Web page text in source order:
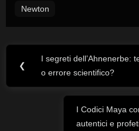
Newton
Navigazione
articoli
❮
Previous
Post:
I segreti dell’Ahnenerbe:
o errore scientifico?
Next
Post:
I Codici Maya
autentici e